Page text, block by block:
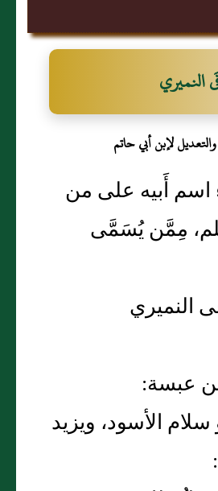
النميري
لإبن أبي حاتم
اسم أَبيه على من
مِمَّن يُسَمَّى
النميري
عبسة:
الأسود، ويزيد